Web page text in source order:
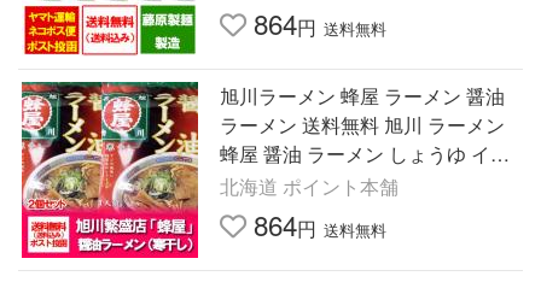
864円 送料無料
旭川ラーメン 蜂屋 ラーメン 醤油
ラーメン 送料無料 旭川 ラーメン
蜂屋 醤油 ラーメン しょうゆ イン
スタント 袋麺 乾麺 1袋×2 蜂屋醤
油ラーメン 麺類
北海道 ポイント本舗
864円 送料無料